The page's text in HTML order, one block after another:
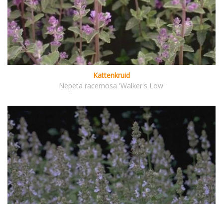
Kattenkruid
Nepeta racemosa 'Walker's Low'